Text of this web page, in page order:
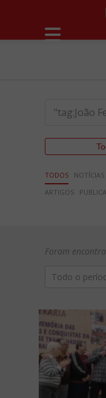
TODOS NOTÍCIAS
ARTIGOS
Foram
Todo o